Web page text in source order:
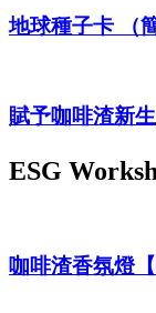
地球種子卡 （
賦予咖啡渣新
ESG
咖啡渣香氛燈